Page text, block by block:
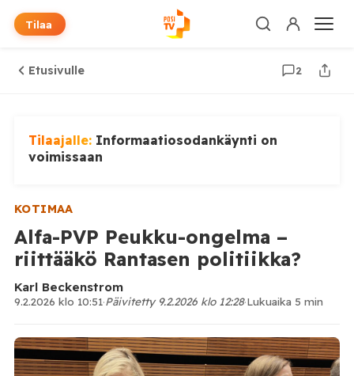
Tilaa
Etusivulle 2
Tilaajalle: Informaatiosodankäynti on
voimissaan
KOTIMAA
Alfa-PVP Peukku-ongelma –
riittääkö Rantasen politiikka?
Karl Beckenstrom
9.2.2026 klo 10:51·Päivitetty 9.2.2026 klo 12:28·Lukuaika 5 min